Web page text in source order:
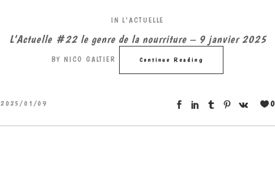
IN L'ACTUELLE
L’Actuelle #22 le genre de la nourriture – 9 janvier 2025
BY NICO GALTIER Continue Reading
2025/01/09 0